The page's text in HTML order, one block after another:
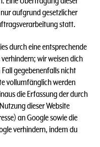
aufgrund gesetzlicher
statt.
durch eine entsprechende
wir weisen dich
gegebenenfalls nicht
vollumfänglich werden
die Erfassung der durch
dieser Website
an Google sowie die
verhindern, indem du